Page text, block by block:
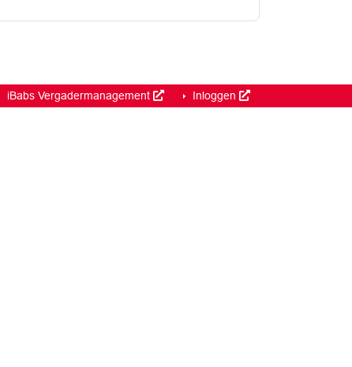
iBabs Vergadermanagement Inloggen